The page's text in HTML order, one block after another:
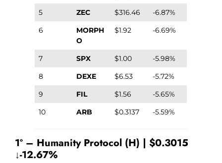
5
ZEC $316.46
-6.87%
6
MORPH
O
$1.92 -6.69%
7 SPX $1.00
-5.98%
8
DEXE $6.53
-5.72%
9
FIL $1.56
-5.65%
10
ARB $0.3137 -5.59%
1º – Humanity Protocol (H) | $0.3015
↓-12.67%